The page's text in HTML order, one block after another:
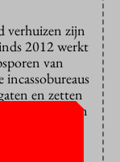
verhuizen zijn
2012 werkt
van
en zetten
Dat laatste kan
paspoort